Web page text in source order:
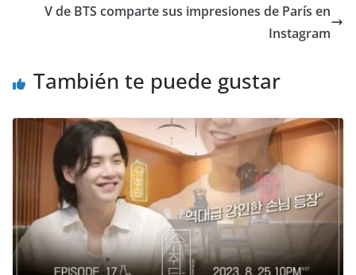
V de BTS comparte sus impresiones de París en
Instagram
También te puede gustar